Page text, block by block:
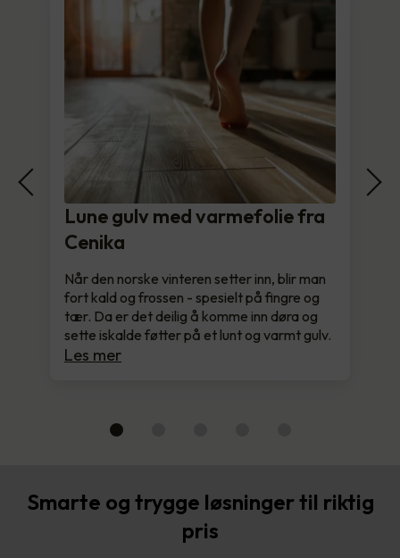
Lune gulv med varmefolie fra
Cenika
Når den norske vinteren setter inn, blir man
fort kald og frossen - spesielt på fingre og
tær. Da er det deilig å komme inn døra og
sette iskalde føtter på et lunt og varmt gulv.
Les mer
Smarte og trygge løsninger til riktig
pris